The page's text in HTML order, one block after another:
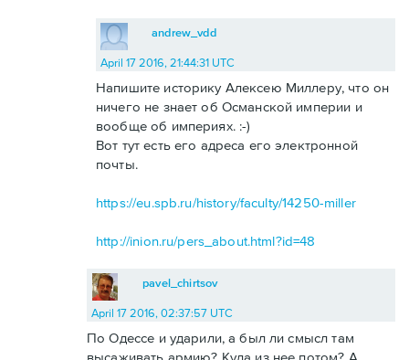
andrew_vdd
April 17 2016, 21:44:31 UTC
Напишите историку Алексею Миллеру, что он
ничего не знает об Османской империи и
вообще об империях. :-)
Вот тут есть его адреса его электронной
почты.
https://eu.spb.ru/history/faculty/14250-miller
http://inion.ru/pers_about.html?id=48
pavel_chirtsov
April 17 2016, 02:37:57 UTC
По Одессе и ударили, а был ли смысл там